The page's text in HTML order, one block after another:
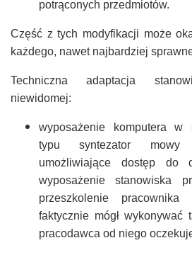
potrąconych przedmiotów.
Część z tych modyfikacji może
każdego, nawet najbardziej
Techniczna adaptacja
niewidomej:
wyposażenie komputera w
typu syntezator mowy
umożliwiające dostęp do
wyposażenie stanowiska
przeszkolenie
faktycznie mógł
pracodawca od niego